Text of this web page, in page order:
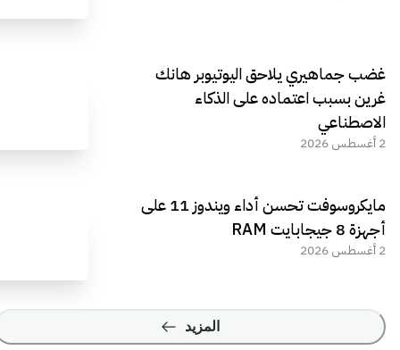
غضب جماهيري يلاحق اليوتيوبر هانك
غرين بسبب اعتماده على الذكاء
الاصطناعي
2 أغسطس 2026
مايكروسوفت تحسن أداء ويندوز 11 على
أجهزة 8 جيجابايت RAM
2 أغسطس 2026
المزيد